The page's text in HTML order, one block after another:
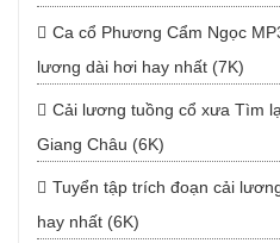
Ca cổ Phương Cẩm Ngọc
lương dài hơi hay nhất (7K)
Cải lương tuồng cổ xưa Tìm
Giang Châu (6K)
Tuyển tập trích đoạn cải
hay nhất (6K)